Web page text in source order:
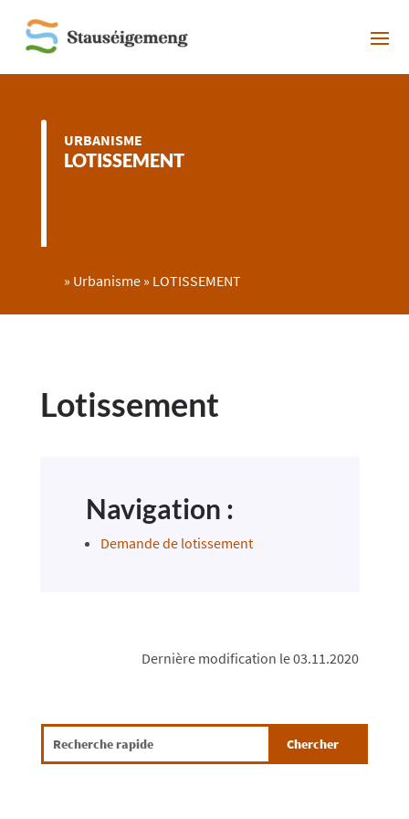
URBANISME
LOTISSEMENT
» Urbanisme » LOTISSEMENT
Lotissement
Navigation :
Demande de lotissement
Dernière modification le 03.11.2020